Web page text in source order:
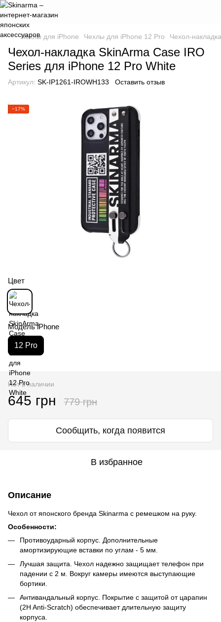
Чехлы для iPhone Чехлы для iPhone 12 Pro Чехол-
Чехол-накладка SkinArma Case IRO
Series для iPhone 12 Pro White
Артикул: SK-IP1261-IROWH133 Оставить отзыв
−17%
Цвет
Модель iPhone
12 Pro
Нет в наличии
645 грн 779 грн
Сообщить, когда появится
В избранное
Описание
Чехол от японского бренда Skinarma с ремешком на руку.
Особенности:
Противоударный корпус. Дополнительные
амортизирующие вставки по углам - 5 мм.
Лучшая защита. Чехол надежно защищает телефон при
падении с 2 м. Вокруг камеры имеются выступающие
бортики.
Антивандальный корпус. Покрытие с защитой от царапин
(2H Anti-Scratch) обеспечивает длительную защиту
корпуса.